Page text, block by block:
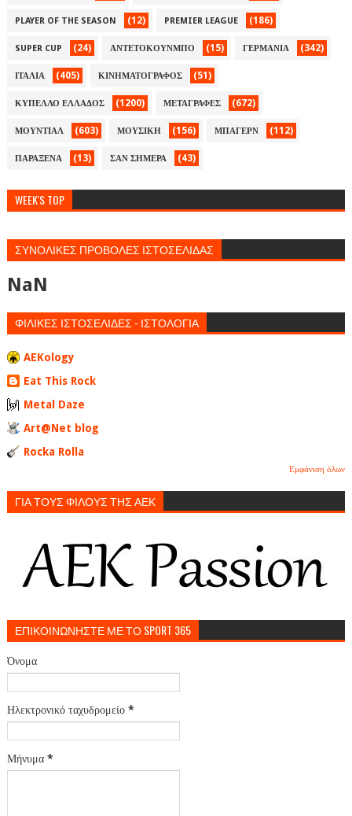
PLAYER OF THE SEASON (12) PREMIER LEAGUE (186)
SUPER CUP (24) ΑΝΤΕΤΟΚΟΥΝΜΠΟ (15) ΓΕΡΜΑΝΙΑ (342)
ΙΤΑΛΙΑ (405) ΚΙΝΗΜΑΤΟΓΡΑΦΟΣ (51)
ΚΥΠΕΛΛΟ ΕΛΛΑΔΟΣ (1200) ΜΕΤΑΓΡΑΦΕΣ (672)
ΜΟΥΝΤΙΑΛ (603) ΜΟΥΣΙΚΗ (156) ΜΠΑΓΕΡΝ (112)
ΠΑΡΑΞΕΝΑ (13) ΣΑΝ ΣΗΜΕΡΑ (43)
WEEK'S TOP
ΣΥΝΟΛΙΚΕΣ ΠΡΟΒΟΛΕΣ ΙΣΤΟΣΕΛΙΔΑΣ
NaN
ΦΙΛΙΚΕΣ ΙΣΤΟΣΕΛΙΔΕΣ - ΙΣΤΟΛΟΓΙΑ
AEKology
Eat This Rock
Metal Daze
Art@Net blog
Rocka Rolla
Εμφάνιση όλων
ΓΙΑ ΤΟΥΣ ΦΙΛΟΥΣ ΤΗΣ ΑΕΚ
ΕΠΙΚΟΙΝΩΝΗΣΤΕ ΜΕ ΤΟ SPORT 365
Όνομα
Ηλεκτρονικό ταχυδρομείο *
Μήνυμα *